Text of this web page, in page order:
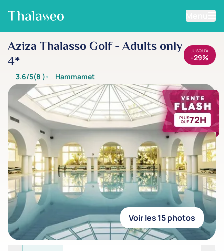
Aller au contenu principal
Aziza Thalasso Golf - Adults only
4*
JUSQU'À
-29%
3.6/5(8 ) Hammamet
PLUS
QUE72H
Voir les 15 photos